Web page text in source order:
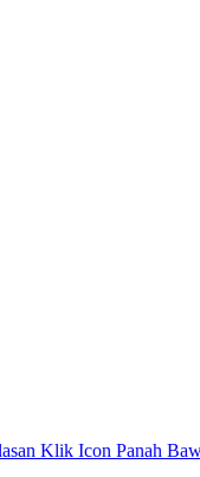
Klik Icon Panah